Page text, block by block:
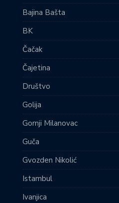
Bajina Bašta
BK
Čačak
Čajetina
Društvo
Golija
Gornji Milanovac
Guča
Gvozden Nikolić
Istambul
Ivanjica